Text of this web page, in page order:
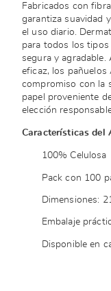
Fabricados con
garantiza suavidad
el uso diario.
para todos los tipos
segura y agradable.
eficaz, los pañuelos
compromiso con la
papel proveniente
elección
Características del
100% Celulosa
Pack con 100
Dimensiones:
Embalaje
Disponible en